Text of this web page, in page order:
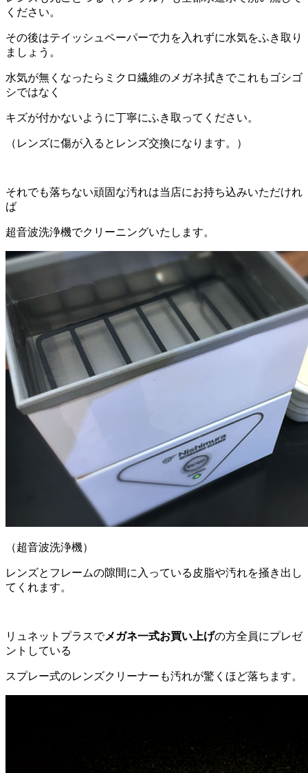
ください。
その後はテイッシュペーパーで力を入れずに水気をふき取り
ましょう。
水気が無くなったらミクロ繊維のメガネ拭きでこれもゴシゴ
シではなく
キズが付かないように丁寧にふき取ってください。
（レンズに傷が入るとレンズ交換になります。）
それでも落ちない頑固な汚れは当店にお持ち込みいただけれ
ば
超音波洗浄機でクリーニングいたします。
（超音波洗浄機）
レンズとフレームの隙間に入っている皮脂や汚れを掻き出し
てくれます。
リュネットプラスでメガネ一式お買い上げの方全員にプレゼ
ントしている
スプレー式のレンズクリーナーも汚れが驚くほど落ちます。